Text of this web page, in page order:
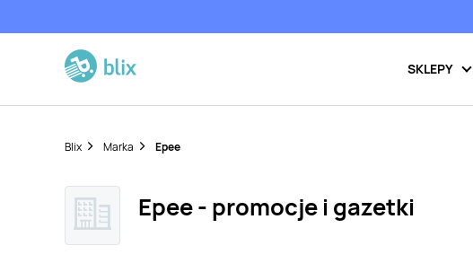
SKLEPY
Blix Marka Epee
Epee - promocje i gazetki